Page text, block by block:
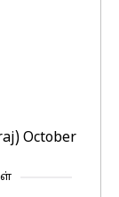
October